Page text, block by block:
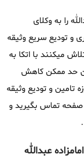
را به وکلای
و تودیع سریع وثیقه
میکنند با اتکا به
حد ممکن کاهش
تامین و تودیع وثیقه
صفحه تماس بگیرید و
عبدالله